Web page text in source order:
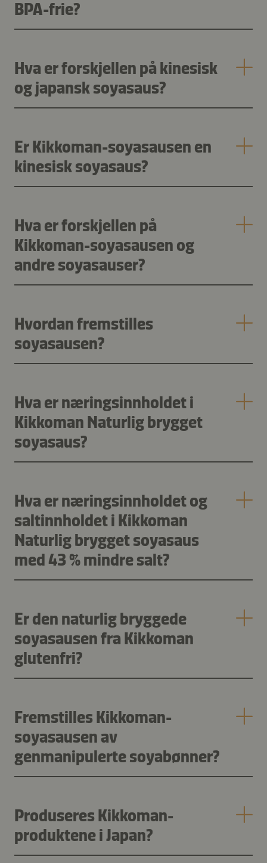
BPA-frie?
Hva er forskjellen på kinesisk
og japansk soyasaus?
Er Kikkoman-soyasausen en
kinesisk soyasaus?
Hva er forskjellen på
Kikkoman-soyasausen og
andre soyasauser?
Hvordan fremstilles
soyasausen?
Hva er næringsinnholdet i
Kikkoman Naturlig brygget
soyasaus?
Hva er næringsinnholdet og
saltinnholdet i Kikkoman
Naturlig brygget soyasaus
med 43 % mindre salt?
Er den naturlig bryggede
soyasausen fra Kikkoman
glutenfri?
Fremstilles Kikkoman-
soyasausen av
genmanipulerte soyabønner?
Produseres Kikkoman-
produktene i Japan?